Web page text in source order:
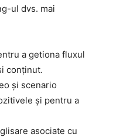
ul dvs. mai
a getiona fluxul
conținut.
și scenario
și pentru a
asociate cu